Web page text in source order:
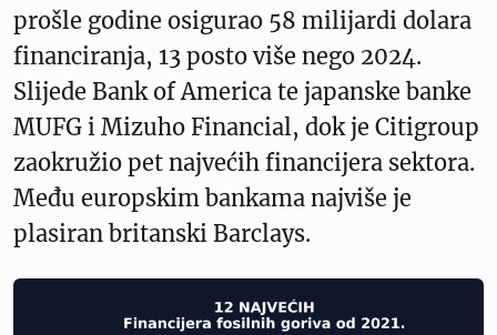
prošle godine osigurao 58 milijardi dolara
financiranja, 13 posto više nego 2024.
Slijede Bank of America te japanske banke
MUFG i Mizuho Financial, dok je Citigroup
zaokružio pet najvećih financijera sektora.
Među europskim bankama najviše je
plasiran britanski Barclays.